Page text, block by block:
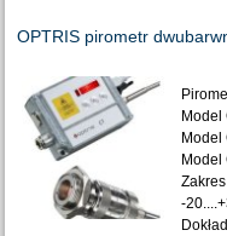
OPTRIS pirometr
-